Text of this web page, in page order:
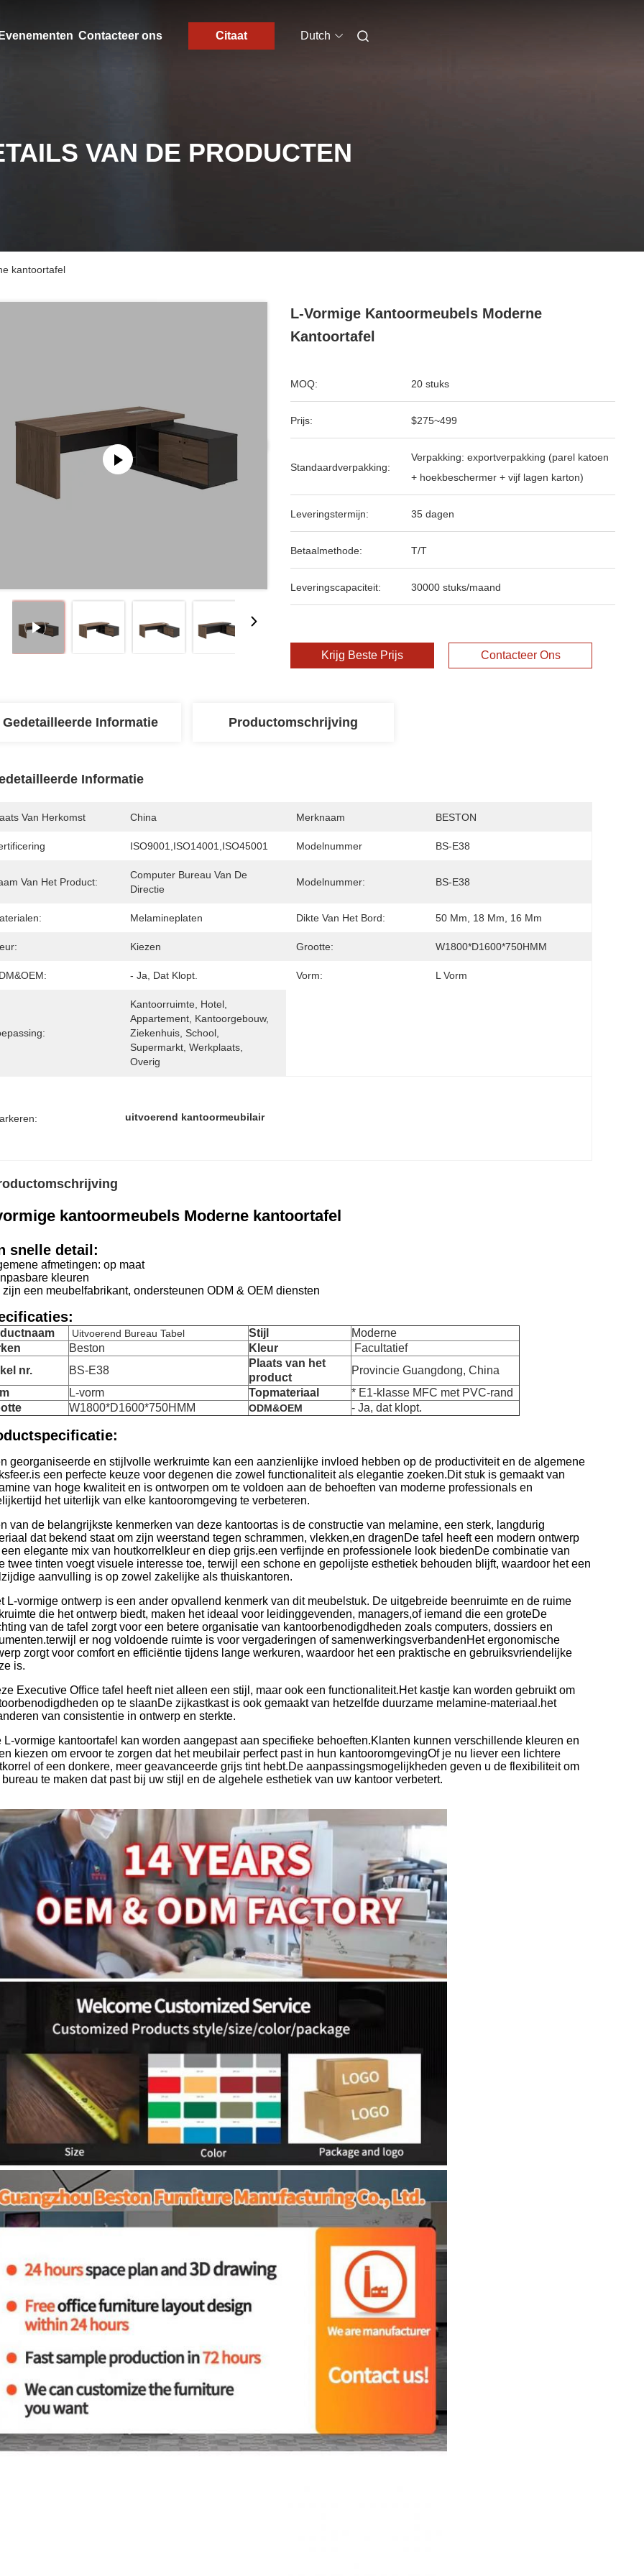
Evenementen Contacteer ons Citaat Dutch
VAN DE PRODUCTEN
kantoortafel
L-Vormige Kantoormeubels Moderne
Kantoortafel
MOQ: 20 stuks
Prijs: $275~499
Standaardverpakking:
Verpakking: exportverpakking (parel katoen
+ hoekbeschermer + vijf lagen karton)
Leveringstermijn: 35 dagen
Betaalmethode: T/T
Leveringscapaciteit: 30000 stuks/maand
Krijg Beste Prijs Contacteer Ons
Gedetailleerde Informatie Productomschrijving
Informatie
Van Herkomst China Merknaam BESTON
ISO9001,ISO14001,ISO45001 Modelnummer BS-E38
Van Het Product:
Computer Bureau Van De
Directie
Modelnummer: BS-E38
Melamineplaten Dikte Van Het Bord: 50 Mm, 18 Mm, 16 Mm
Kiezen Grootte: W1800*D1600*750HMM
- Ja, Dat Klopt. Vorm: L Vorm
Kantoorruimte, Hotel,
Appartement, Kantoorgebouw,
Ziekenhuis, School,
Supermarkt, Werkplaats,
Overig
uitvoerend kantoormeubilair
kantoormeubels Moderne kantoortafel
snelle detail :
afmetingen: op maat
kleuren
zijn een meubelfabrikant, ondersteunen ODM & OEM diensten
Uitvoerend Bureau Tabel Stijl
Moderne
Beston Kleur
Facultatief
nr.
BS-E38
Plaats van het
product
Provincie Guangdong, China
L-vorm Topmateriaal
* E1-klasse MFC met PVC-rand
W1800*D1600*750HMM ODM&OEM - Ja, dat klopt.
georganiseerde en stijlvolle werkruimte kan een aanzienlijke invloed hebben op de productiviteit en de algemene
een perfecte keuze voor degenen die zowel functionaliteit als elegantie zoeken.Dit stuk is gemaakt van
van hoge kwaliteit en is ontworpen om te voldoen aan de behoeften van moderne professionals en
het uiterlijk van elke kantooromgeving te verbeteren.
van de belangrijkste kenmerken van deze kantoortas is de constructie van melamine, een sterk, langdurig
dat bekend staat om zijn weerstand tegen schrammen, vlekken,en dragenDe tafel heeft een modern ontwerp
een elegante mix van houtkorrelkleur en diep grijs.een verfijnde en professionele look biedenDe combinatie van
twee tinten voegt visuele interesse toe, terwijl een schone en gepolijste esthetiek behouden blijft, waardoor het een
aanvulling is op zowel zakelijke als thuiskantoren.
L-vormige ontwerp is een ander opvallend kenmerk van dit meubelstuk. De uitgebreide beenruimte en de ruime
die het ontwerp biedt, maken het ideaal voor leidinggevenden, managers,of iemand die een groteDe
van de tafel zorgt voor een betere organisatie van kantoorbenodigdheden zoals computers, dossiers en
er nog voldoende ruimte is voor vergaderingen of samenwerkingsverbandenHet ergonomische
zorgt voor comfort en efficiëntie tijdens lange werkuren, waardoor het een praktische en gebruiksvriendelijke
is.
Executive Office tafel heeft niet alleen een stijl, maar ook een functionaliteit.Het kastje kan worden gebruikt om
op te slaanDe zijkastkast is ook gemaakt van hetzelfde duurzame melamine-materiaal.het
van consistentie in ontwerp en sterkte.
L-vormige kantoortafel kan worden aangepast aan specifieke behoeften.Klanten kunnen verschillende kleuren en
kiezen om ervoor te zorgen dat het meubilair perfect past in hun kantooromgevingOf je nu liever een lichtere
of een donkere, meer geavanceerde grijs tint hebt.De aanpassingsmogelijkheden geven u de flexibiliteit om
te maken dat past bij uw stijl en de algehele esthetiek van uw kantoor verbetert.